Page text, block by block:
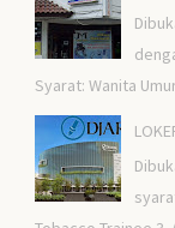
Syarat: Wanita